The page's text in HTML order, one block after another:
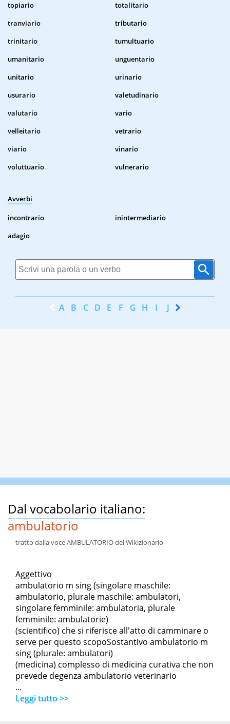
topiario
totalitario
tranviario
tributario
trinitario
tumultuario
umanitario
unguentario
unitario
urinario
usurario
valetudinario
valutario
vario
velleitario
vetrario
viario
vinario
voluttuario
vulnerario
Avverbi
incontrario
inintermediario
adagio
A B C D E F G H I J K
Dal vocabolario italiano:
ambulatorio
tratto dalla voce AMBULATORIO del Wikizionario
Aggettivo
ambulatorio m sing (singolare maschile:
ambulatorio, plurale maschile: ambulatori,
singolare femminile: ambulatoria, plurale
femminile: ambulatorie)
(scientifico) che si riferisce all'atto di camminare o
serve per questo scopoSostantivo ambulatorio m
sing (plurale: ambulatori)
(medicina) complesso di medicina curativa che non
prevede degenza ambulatorio veterinario
...
Leggi tutto >>